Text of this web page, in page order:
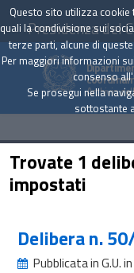
Presidenza del
Archivio
Trovate 1
impostati
Delibera n.
Pubblicata in G.U.
Questo sito utilizza cookie
quali la condivisione sui
terze parti, alcune di
Per maggiori informazioni
consenso
Se prosegui nella
sottostante